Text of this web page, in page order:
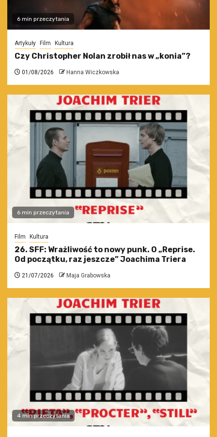
6 min przeczytania
Artykuły Film Kultura
Czy Christopher Nolan zrobił nas w „konia”?
01/08/2026 Hanna Wiczkowska
6 min przeczytania
Film Kultura
26. SFF: Wrażliwość to nowy punk. O „Reprise.
Od początku, raz jeszcze” Joachima Triera
21/07/2026 Maja Grabowska
4 min przeczytania